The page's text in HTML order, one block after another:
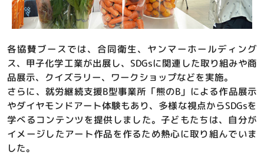
各協賛ブースでは、合同衛生、ヤンマーホールディング
ス、甲子化学工業が出展し、SDGsに関連した取り組みや商
品展示、クイズラリー、ワークショップなどを実施。
さらに、就労継続支援B型事業所「熊のB」による作品展示
やダイヤモンドアート体験もあり、多様な視点からSDGsを
学べるコンテンツを提供しました。子どもたちは、自分が
イメージしたアート作品を作るため熱心に取り組んでいま
した。